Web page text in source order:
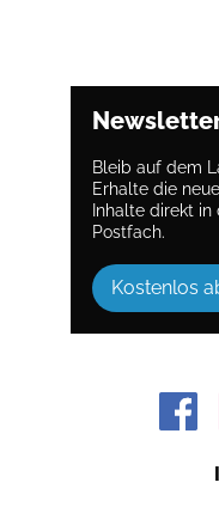
Bleib auf dem
Erhalte die
Inhalte direkt in
Postfach.
Kostenlos